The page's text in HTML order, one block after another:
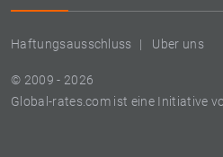
Haftungsausschluss Uber uns
© 2009 - 2026
Global-rates.com ist eine Initiative